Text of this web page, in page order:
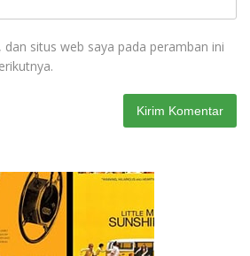
situs web saya pada peramban ini